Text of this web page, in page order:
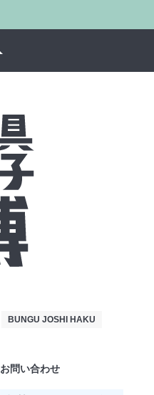
BUNGU JOSHI HAKU
お問い合わせ